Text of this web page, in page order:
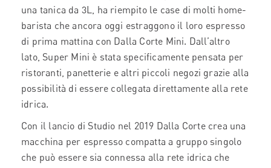
una tanica da 3L, ha riempito le case di molti home-
barista che ancora oggi estraggono il loro espresso
di prima mattina con Dalla Corte Mini. Dall’altro
lato, Super Mini è stata specificamente pensata per
ristoranti, panetterie e altri piccoli negozi grazie alla
possibilità di essere collegata direttamente alla rete
idrica.
Con il lancio di Studio nel 2019 Dalla Corte crea una
macchina per espresso compatta a gruppo singolo
che può essere sia connessa alla rete idrica che